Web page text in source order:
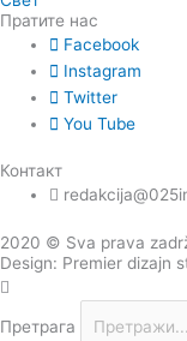
Пратите нас
Facebook
Instagram
Twitter
You Tube
Контакт
2020 © Sva prava
Design: Premier dizajn
Претрага